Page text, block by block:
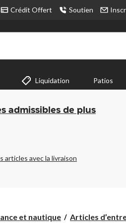
Crédit Offert Soutien
Liquidation Patios
admissibles de plus
articles avec la livraison
et nautique Articles